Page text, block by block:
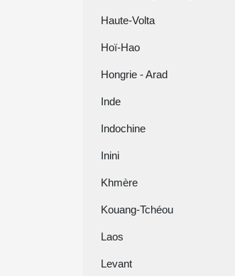
Haute-Volta
Hoï-Hao
Hongrie - Arad
Inde
Indochine
Inini
Khmère
Kouang-Tchéou
Laos
Levant